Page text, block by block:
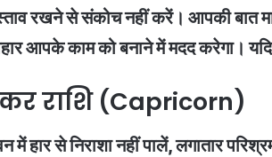
रखने से संकोच नहीं करें। आपकी बात
आपके काम को बनाने में मदद करेगा। यदि
राशि (Capricorn)
में हार से निराशा नहीं पालें, लगातार